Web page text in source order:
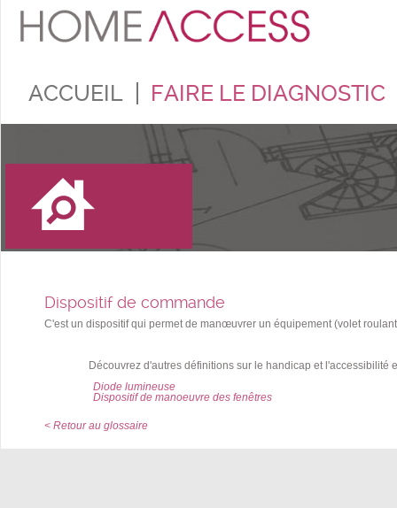
ACCUEIL FAIRE LE DIAGNOSTIC
Dispositif de commande
C'est un dispositif qui permet de manœuvrer un équipement (volet
Découvrez d'autres définitions sur le handicap et l'accessibilité
Diode lumineuse
Dispositif de manoeuvre des fenêtres
< Retour au glossaire